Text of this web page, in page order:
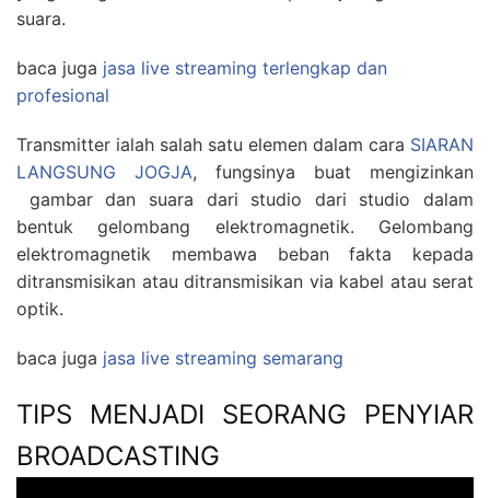
suara.
baca juga jasa live streaming terlengkap dan
profesional
Transmitter ialah salah satu elemen dalam cara SIARAN
LANGSUNG JOGJA, fungsinya buat mengizinkan
gambar dan suara dari studio dari studio dalam
bentuk gelombang elektromagnetik. Gelombang
elektromagnetik membawa beban fakta kepada
ditransmisikan atau ditransmisikan via kabel atau serat
optik.
baca juga jasa live streaming semarang
TIPS MENJADI SEORANG PENYIAR
BROADCASTING